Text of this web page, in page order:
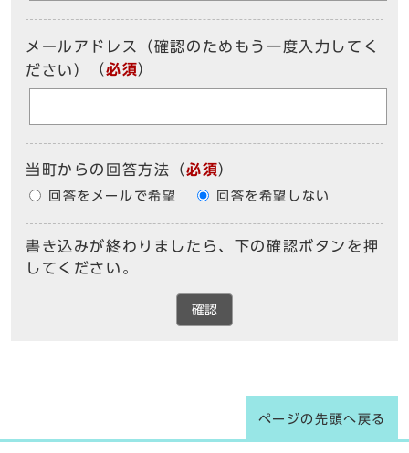
メールアドレス（確認のためもう一度入力してく
ださい）
（必須）
当町からの回答方法 （必須）
回答をメールで希望 回答を希望しない
書き込みが終わりましたら、下の確認ボタンを押
してください。
確認
ページの先頭へ戻る